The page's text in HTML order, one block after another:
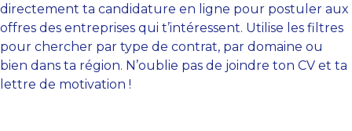
directement ta candidature en ligne pour postuler aux
offres des entreprises qui t’intéressent. Utilise les filtres
pour chercher par type de contrat, par domaine ou
bien dans ta région. N’oublie pas de joindre ton CV et ta
lettre de motivation !